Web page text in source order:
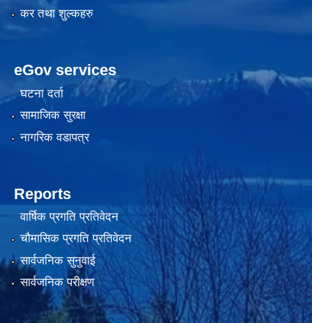
कर तथा शुल्कहरु
eGov services
घटना दर्ता
सामाजिक सुरक्षा
नागरिक वडापत्र
Reports
वार्षिक प्रगति प्रतिवेदन
चौमासिक प्रगति प्रतिवेदन
सार्वजनिक सुनुवाई
सार्वजनिक परीक्षण